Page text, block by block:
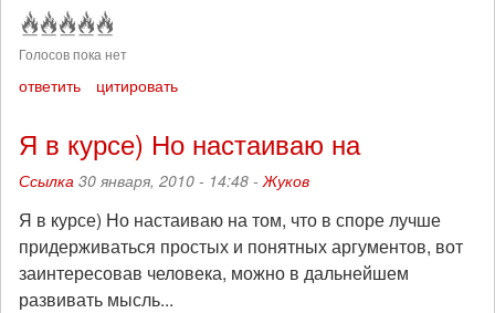
Голосов пока нет
ответить цитировать
Я в курсе) Но настаиваю на
Ссылка 30 января, 2010 - 14:48 -Жуков
Я в курсе) Но настаиваю на том, что в споре лучше
придерживаться простых и понятных аргументов, вот
заинтересовав человека, можно в дальнейшем
развивать мысль...